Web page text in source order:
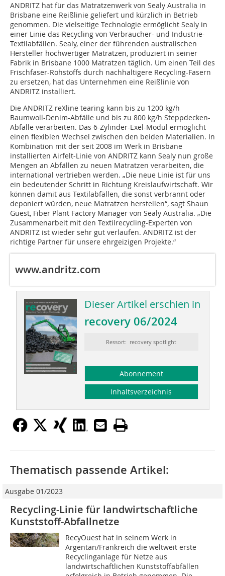
ANDRITZ hat für das Matratzenwerk von Sealy Australia in
Brisbane eine Reißlinie geliefert und kürzlich in Betrieb
genommen. Die vielseitige Technologie ermöglicht Sealy in
einer Linie das Recycling von Verbraucher- und Industrie-
Textilabfällen. Sealy, einer der führenden australischen
Hersteller hochwertiger Matratzen, produziert in seiner
Fabrik in Brisbane 1000 Matratzen täglich. Um einen Teil des
Frischfaser-Rohstoffs durch nachhaltigere Recycling-Fasern
zu ersetzen, hat das Unternehmen eine Reißlinie von
ANDRITZ installiert.
Die ANDRITZ reXline tearing kann bis zu 1200 kg/h
Baumwoll-Denim-Abfälle und bis zu 800 kg/h Steppdecken-
Abfälle verarbeiten. Das 6-Zylinder-Exel-Modul ermöglicht
einen flexiblen Wechsel zwischen den beiden Materialien. In
Kombination mit der seit 2008 im Werk in Brisbane
installierten Airfelt-Linie von ANDRITZ kann Sealy nun große
Mengen an Abfällen zu neuen Matratzen verarbeiten, die
international vertrieben werden. „Die neue Linie ist für uns
ein bedeutender Schritt in Richtung Kreislaufwirtschaft. Wir
können damit aus Textilabfällen, die sonst verbrannt oder
deponiert würden, neue Matratzen herstellen“, sagt Shaun
Guest, Fiber Plant Factory Manager von Sealy Australia. „Die
Zusammenarbeit mit den Textilrecycling-Experten von
ANDRITZ ist wieder sehr gut verlaufen. ANDRITZ ist der
richtige Partner für unsere ehrgeizigen Projekte.“
www.andritz.com
Dieser Artikel erschien in
recovery 06/2024
Ressort: recovery spotlight
Abonnement
Inhaltsverzeichnis
Thematisch passende Artikel:
Ausgabe 01/2023
Recycling-Linie für landwirtschaftliche
Kunststoff-Abfallnetze
RecyOuest hat in seinem Werk in
Argentan/Frankreich die weltweit erste
Recyclinganlage für Netze aus
landwirtschaftlichen Kunststoffabfällen